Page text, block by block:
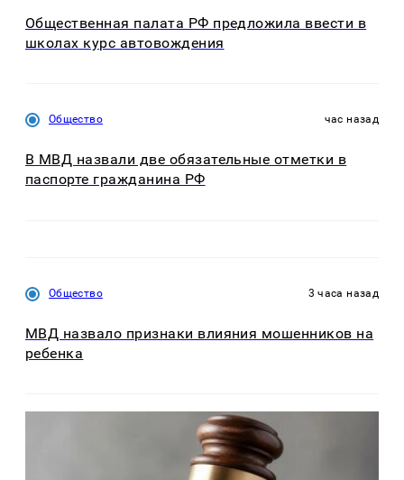
Общественная палата РФ предложила ввести в
школах курс автовождения
Общество час назад
В МВД назвали две обязательные отметки в
паспорте гражданина РФ
Общество 3 часа назад
МВД назвало признаки влияния мошенников на
ребенка